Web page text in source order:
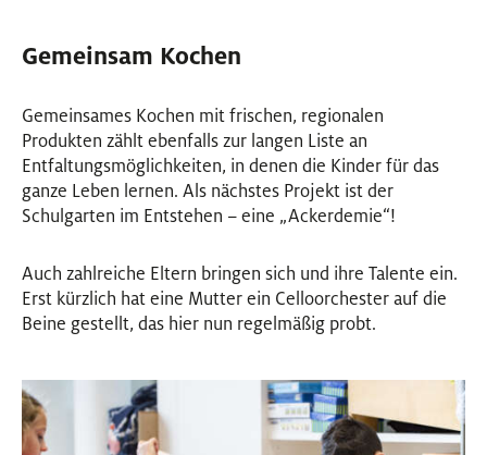
Gemeinsam Kochen
Gemeinsames Kochen mit frischen, regionalen
Produkten zählt ebenfalls zur langen Liste an
Entfaltungsmöglichkeiten, in denen die Kinder für das
ganze Leben lernen. Als nächstes Projekt ist der
Schulgarten im Entstehen – eine „Ackerdemie“!
Auch zahlreiche Eltern bringen sich und ihre Talente ein.
Erst kürzlich hat eine Mutter ein Celloorchester auf die
Beine gestellt, das hier nun regelmäßig probt.